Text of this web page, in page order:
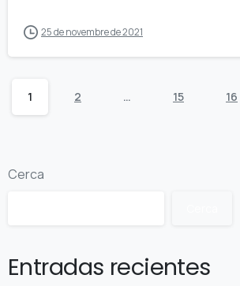
25 de novembre de 2021
1 2 … 15 16
Cerca
Entradas recientes